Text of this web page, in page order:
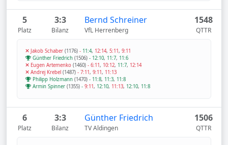
5
Platz
3:3
Bilanz
Bernd Schreiner
VfL Herrenberg
1548
QTTR
Jakob Schaber (1176) - 11:4, 12:14, 5:11, 9:11
Günther Friedrich (1506) - 12:10, 11:7, 11:6
Eugen Artemenko (1460) - 6:11, 10:12, 11:7, 12:14
Andrej Krebel (1487) - 7:11, 9:11, 11:13
Philipp Holzmann (1470) - 11:8, 11:3, 11:8
Armin Spinner (1355) - 9:11, 12:10, 11:13, 12:10, 11:8
6
Platz
3:3
Bilanz
Günther Friedrich
TV Aldingen
1506
QTTR